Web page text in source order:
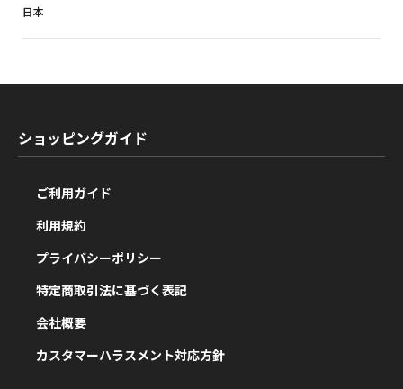
日本
ショッピングガイド
ご利用ガイド
利用規約
プライバシーポリシー
特定商取引法に基づく表記
会社概要
カスタマーハラスメント対応方針